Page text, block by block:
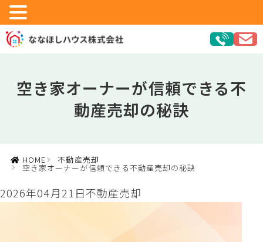
空き家オーナーが信頼できる不
動産売却の秘訣
HOME 不動産売却
空き家オーナーが信頼できる不動産売却の秘訣
2026年04月21日不動産売却